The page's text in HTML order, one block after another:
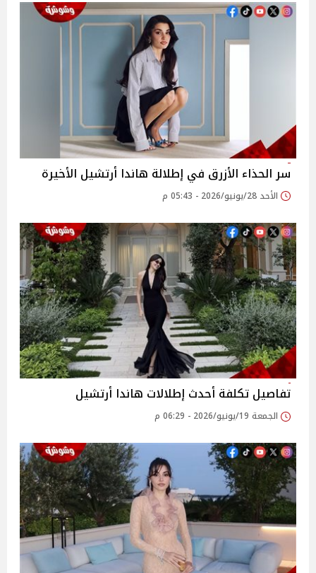
سر الحذاء الأزرق في إطلالة هاندا أرتشيل الأخيرة
الأحد 28/يونيو/2026 - 05:43 م
تفاصيل تكلفة أحدث إطلالات هاندا أرتشيل
الجمعة 19/يونيو/2026 - 06:29 م